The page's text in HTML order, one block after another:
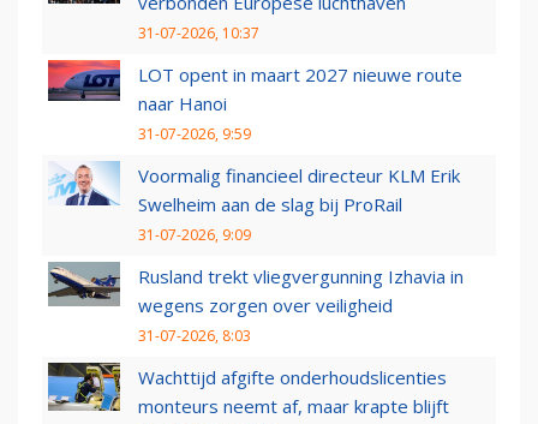
31-07-2026, 10:37
LOT opent in maart 2027 nieuwe route
naar Hanoi
31-07-2026, 9:59
Voormalig financieel directeur KLM Erik
Swelheim aan de slag bij ProRail
31-07-2026, 9:09
Rusland trekt vliegvergunning Izhavia in
wegens zorgen over veiligheid
31-07-2026, 8:03
Wachttijd afgifte onderhoudslicenties
monteurs neemt af, maar krapte blijft